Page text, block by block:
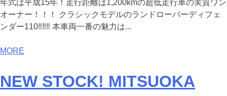
年式は平成15年！走行距離は1,200kmの超低走行車の実質ワン
オーナー！！！ クラシックモデルのランドローバーディフェ
ンダー110‼️‼️‼️ 本車両一番の魅力は...
MORE
NEW STOCK! MITSUOKA